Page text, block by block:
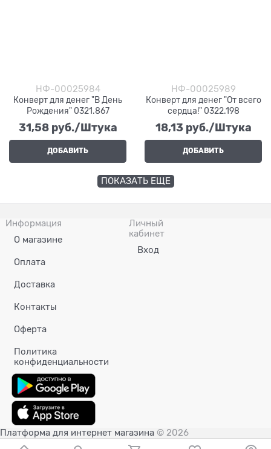
НФ-00025984
Конверт для денег "В День
Рождения" 0321.867
31,58 руб./Штука
ДОБАВИТЬ
НФ-00025989
Конверт для денег "От всего
сердца!" 0322.198
18,13 руб./Штука
ДОБАВИТЬ
ПОКАЗАТЬ ЕЩЕ
Информация
О магазине
Оплата
Доставка
Контакты
Оферта
Политика
конфиденциальности
Личный
кабинет
Вход
Платформа для интернет магазина © 2026